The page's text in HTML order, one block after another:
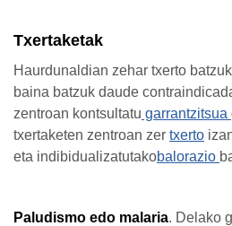
Txertaketak
Haurdunaldian zehar txerto
baina batzuk daude
zentroan kontsultatu garrantzitsua
txertaketen zentroan zer txerto
eta indibidualizatutakobalorazio
Paludismo edo malaria. Delako